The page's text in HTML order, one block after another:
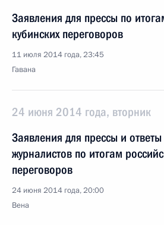
Заявления для прессы по
кубинских переговоров
11 июля 2014 года, 23:45
Гавана
24 июня 2014 года, вторник
Заявления для прессы и
журналистов по итогам
переговоров
24 июня 2014 года, 20:00
Вена